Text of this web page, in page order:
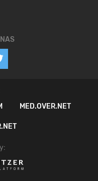
MED.OVER.NET